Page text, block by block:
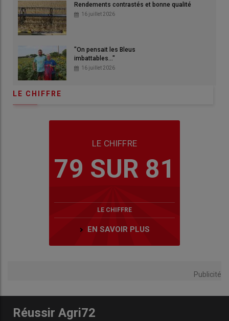
Rendements contrastés et bonne qualité
16 juillet 2026
"On pensait les Bleus
imbattables..."
16 juillet 2026
LE CHIFFRE
LE CHIFFRE
79 SUR 81
LE CHIFFRE
EN SAVOIR PLUS
Publicité
Réussir Agri72